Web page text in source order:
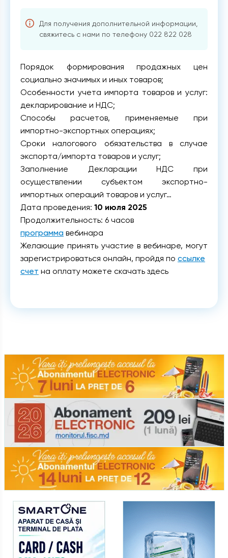
Для получения дополнительной информации,
свяжитесь с нами по телефону 022 822 028
Порядок формирования продажных цен
социально значимых и иных товаров;
Особенности учета импорта товаров и услуг:
декларирование и НДС;
Способы расчетов, применяемые при
импортно-экспортных операциях;
Сроки налогового обязательства в случае
экспорта/импорта товаров и услуг;
Заполнение Декларации НДС при
осуществлении субъектом экспортно-
импортных операций товаров и услуг…
Дата проведения: 10 июля 2025
Продолжительность: 6 часов
программа вебинара
Желающие принять участие в вебинаре, могут
зарегистрироваться онлайн, пройдя по ссылке
счет на оплату можете скачать здесь